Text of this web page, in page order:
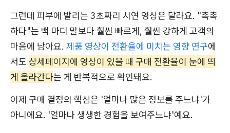
그런데 피부에 발리는 3초짜리 시연 영상은 달라요. "촉촉
하다"는 백 마디 말보다 훨씬 빠르게, 훨씬 강하게 고객의
마음에 남아요. 제품 영상이 전환율에 미치는 영향 연구에
서도 상세페이지에 영상이 있을 때 구매 전환율이 눈에 띄
게 올라간다는 게 반복적으로 확인돼요.
이제 구매 결정의 핵심은 '얼마나 많은 정보를 주느냐'가
아니에요. '얼마나 생생한 경험을 보여주느냐'예요.